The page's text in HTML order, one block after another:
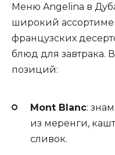
Меню Angelina в
широкий
французских
блюд для завтрака.
позиций:
Mont Blanc:
из меренги,
сливок.